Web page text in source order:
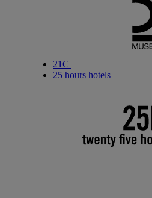
21C
25 hours hotels